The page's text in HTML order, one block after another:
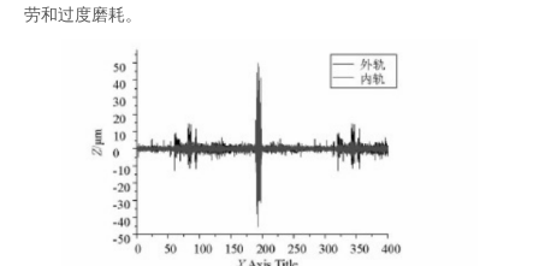
劳和过度磨耗。